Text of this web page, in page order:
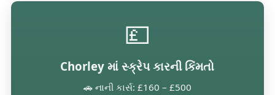
💷
Chorley માં સ્ક્રેપ કારની કિંમતો
🚗 નાની કાર્સ: £160 – £500